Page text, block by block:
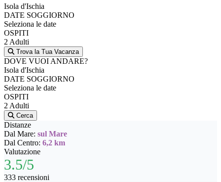
Isola d'Ischia
DATE SOGGIORNO
Seleziona le date
OSPITI
2 Adulti
Trova la Tua Vacanza
DOVE VUOI ANDARE?
Isola d'Ischia
DATE SOGGIORNO
Seleziona le date
OSPITI
2 Adulti
Cerca
Distanze
Dal Mare: sul Mare
Dal Centro: 6,2 km
Valutazione
3.5/5
333 recensioni